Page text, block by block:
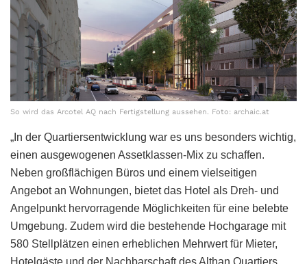
So wird das Arcotel AQ nach Fertigstellung aussehen. Foto: archaic.at
„In der Quartiersentwicklung war es uns besonders wichtig,
einen ausgewogenen Assetklassen-Mix zu schaffen.
Neben großflächigen Büros und einem vielseitigen
Angebot an Wohnungen, bietet das Hotel als Dreh- und
Angelpunkt hervorragende Möglichkeiten für eine belebte
Umgebung. Zudem wird die bestehende Hochgarage mit
580 Stellplätzen einen erheblichen Mehrwert für Mieter,
Hotelgäste und der Nachbarschaft des Althan Quartiers